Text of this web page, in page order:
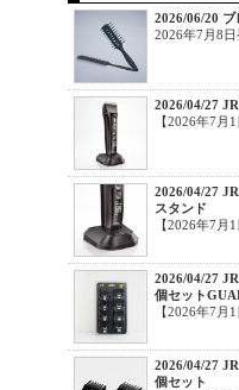
2026/06/20
2026年7月8日
2026/04/27
【2026年7月
2026/04/27
スタンド
【2026年7月
2026/04/27
個セット
【2026年7月
2026/04/27
個セット